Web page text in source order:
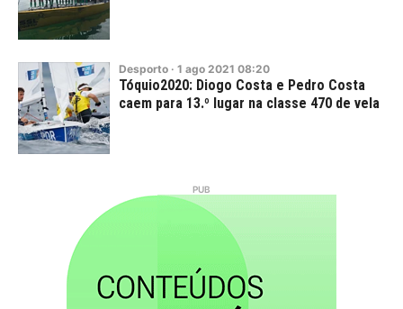
Desporto · 1 ago 2021 08:20
Tóquio2020: Diogo Costa e Pedro Costa
caem para 13.º lugar na classe 470 de vela